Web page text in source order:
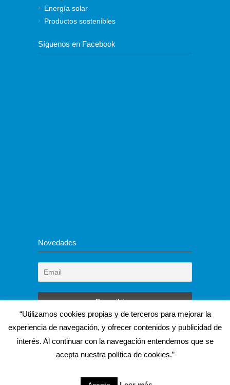
Energía solar
Productos sostenibles
Síguenos en Facebook
Novedades
ENVIROLINE S.L. © 2020
“Utilizamos cookies propias y de terceros para mejorar la
experiencia de navegación, y ofrecer contenidos y publicidad de
interés. Al continuar con la navegación entendemos que se
acepta nuestra política de cookies.”